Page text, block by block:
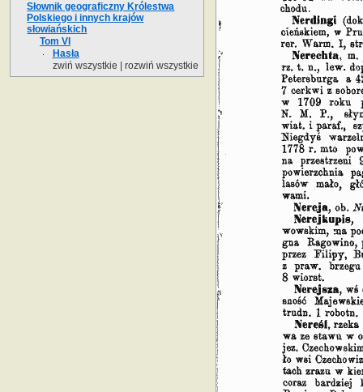
Słownik geograficzny Królestwa
Polskiego i innych krajów
słowiańskich
Tom VI
Hasła
zwiń wszystkie
rozwiń wszystkie